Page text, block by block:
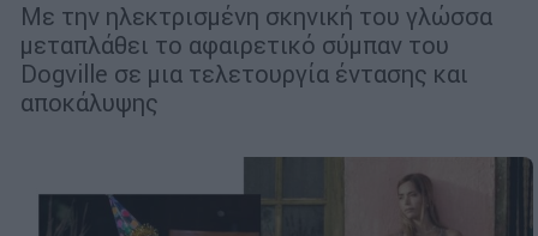
Με την ηλεκτρισμένη σκηνική του γλώσσα
μεταπλάθει το αφαιρετικό σύμπαν του
Dogville σε μια τελετουργία έντασης και
αποκάλυψης